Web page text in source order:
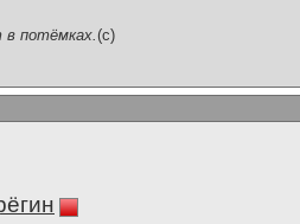
в потёмках.(c)